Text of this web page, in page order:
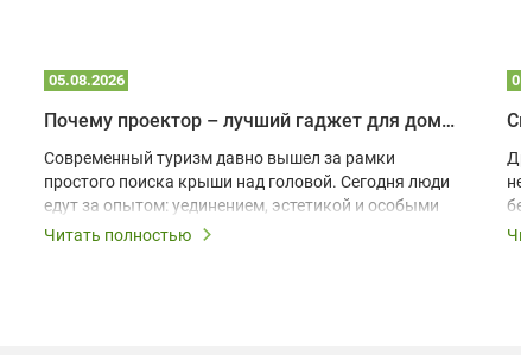
05.08.2026
Почему проектор – лучший гаджет для домика в глэмпинге
Современный туризм давно вышел за рамки
простого поиска крыши над головой. Сегодня люди
едут за опытом: уединением, эстетикой и особыми
ощущениями. Владельцы A-frame домов,
Читать полностью